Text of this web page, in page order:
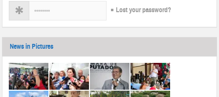
Lost your password?
News in Pictures